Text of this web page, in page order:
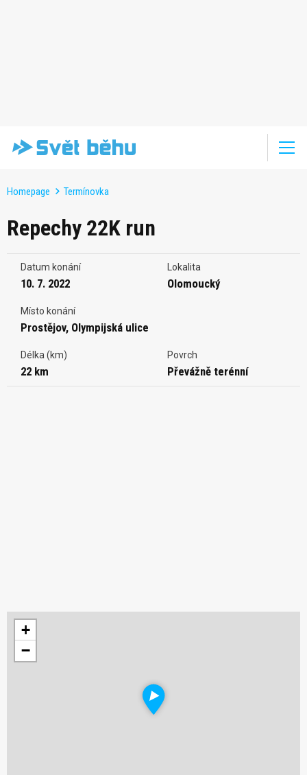
Homepage Termínovka
Repechy 22K run
Datum konání
10. 7. 2022
Lokalita
Olomoucký
Místo konání
Prostějov, Olympijská ulice
Délka (km)
22 km
Povrch
Převážně terénní
+
−